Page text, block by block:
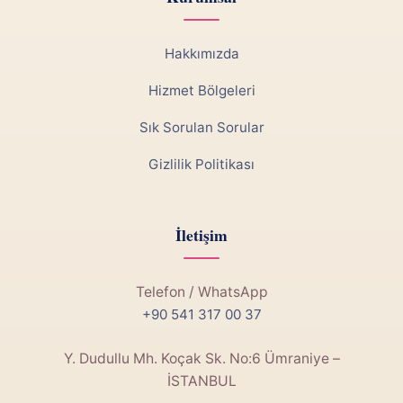
Hakkımızda
Hizmet Bölgeleri
Sık Sorulan Sorular
Gizlilik Politikası
İletişim
Telefon / WhatsApp
+90 541 317 00 37
Y. Dudullu Mh. Koçak Sk. No:6 Ümraniye –
İSTANBUL